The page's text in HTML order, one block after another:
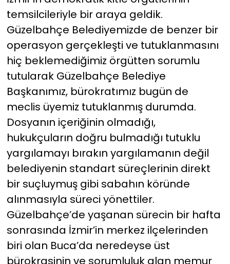
temsilcileriyle bir araya geldik.
Güzelbahçe Belediyemizde de benzer bir
operasyon gerçekleşti ve tutuklanmasını
hiç beklemediğimiz örgütten sorumlu
tutularak Güzelbahçe Belediye
Başkanımız, bürokratımız bugün de
meclis üyemiz tutuklanmış durumda.
Dosyanın içeriğinin olmadığı,
hukukçuların doğru bulmadığı tutuklu
yargılamayı bırakın yargılamanın değil
belediyenin standart süreçlerinin direkt
bir suçluymuş gibi sabahın köründe
alınmasıyla süreci yönettiler.
Güzelbahçe’de yaşanan sürecin bir hafta
sonrasında İzmir’in merkez ilçelerinden
biri olan Buca’da neredeyse üst
bürokrasinin ve sorumluluk alan memur